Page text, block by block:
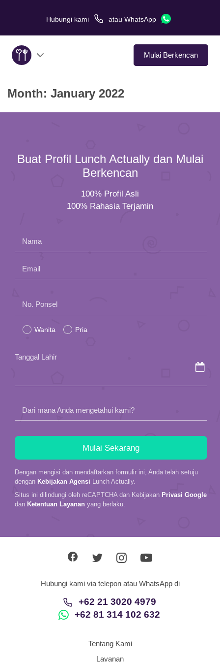
Hubungi kami atau WhatsApp
Mulai Berkencan
Tentang Kami
Month: January 2022
Buat Profil Lunch Actually dan Mulai
Berkencan
100% Profil Asli
100% Rahasia Terjamin
Nama
Email
leave
this
No. Ponsel
Wanita Pria
Tanggal Lahir
Dari mana Anda mengetahui kami?
Dengan mengisi dan mendaftarkan formulir ini, Anda telah setuju
dengan Kebijakan Agensi Lunch Actually.
Situs ini dilindungi oleh reCAPTCHA dan Kebijakan Privasi Google
dan Ketentuan Layanan yang berlaku.
Hubungi kami via telepon atau WhatsApp di
+62 21 3020 4979
+62 81 314 102 632
Tentang Kami
Layanan